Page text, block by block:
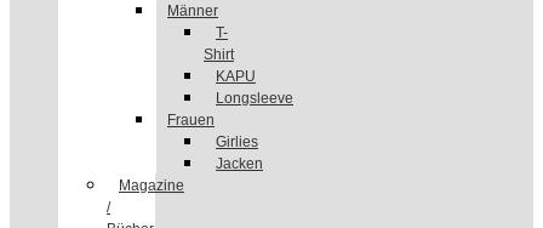
Männer
T-
Shirt
KAPU
Longsleeve
Frauen
Girlies
Jacken
Magazine
/